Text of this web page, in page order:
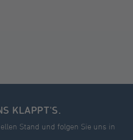
KLAPPT'S.
Stand und folgen Sie uns in